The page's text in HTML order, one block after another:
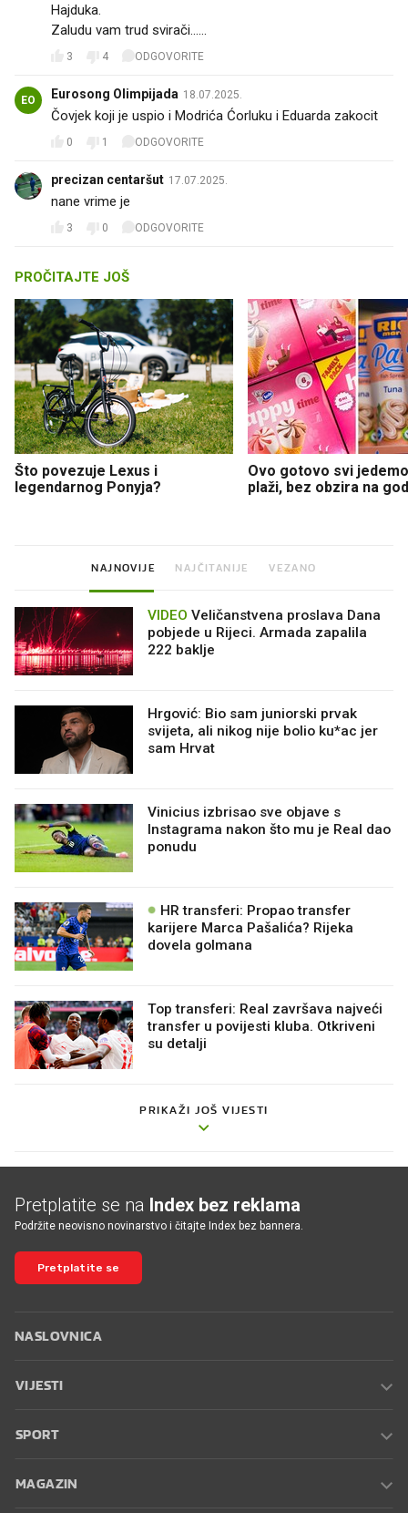
Hajduka.
Zaludu vam trud svirači......
3 4 ODGOVORITE
EO Eurosong Olimpijada 18.07.2025.
Čovjek koji je uspio i Modrića Ćorluku i Eduarda zakocit
0 1 ODGOVORITE
precizan centaršut 17.07.2025.
nane vrime je
3 0 ODGOVORITE
PROČITAJTE JOŠ
Što povezuje Lexus i
legendarnog Ponyja?
Ovo gotovo svi
plaži, bez obzira na
NAJNOVIJE NAJČITANIJE VEZANO
VIDEO
pobjede u Rijeci. Armada zapalila
222 baklje
Hrgović: Bio sam juniorski prvak
svijeta, ali nikog nije bolio ku*ac jer
sam Hrvat
Vinicius izbrisao sve objave s
Instagrama nakon što mu je Real dao
ponudu
HR transferi: Propao transfer
karijere Marca Pašalića? Rijeka
dovela golmana
Top transferi: Real završava najveći
transfer u povijesti kluba. Otkriveni
su detalji
PRIKAŽI JOŠ VIJESTI
Pretplatite se na Index bez reklama
Podržite neovisno novinarstvo i čitajte Index bez bannera.
Pretplatite se
NASLOVNICA
VIJESTI
SPORT
MAGAZIN